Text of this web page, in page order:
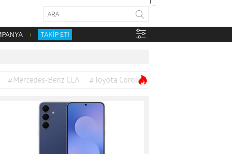
TAKİP ET!
#Mercedes-Benz CLA #Toyota Corolla